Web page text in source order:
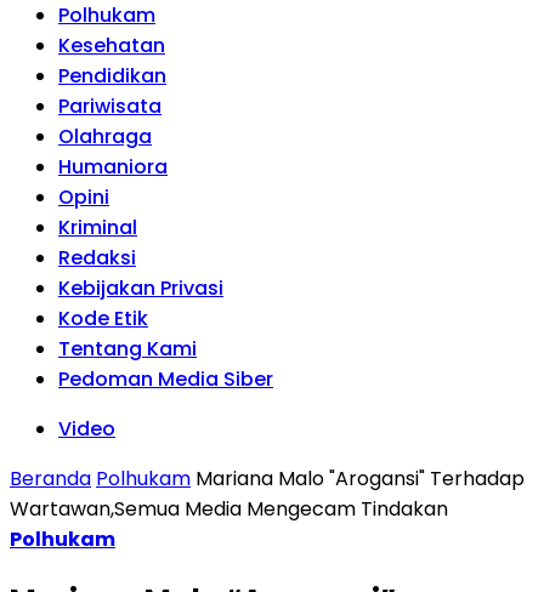
Polhukam
Kesehatan
Pendidikan
Pariwisata
Olahraga
Humaniora
Opini
Kriminal
Redaksi
Kebijakan Privasi
Kode Etik
Tentang Kami
Pedoman Media Siber
Video
Beranda Polhukam Mariana Malo "Arogansi" Terhadap
Wartawan,Semua Media Mengecam Tindakan
Polhukam